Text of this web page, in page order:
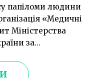
папіломи людини
«Медичні
Міністерства
за...